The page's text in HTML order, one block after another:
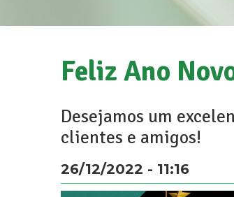
Feliz Ano
Desejamos um
clientes e amigos!
26/12/2022 - 11:16